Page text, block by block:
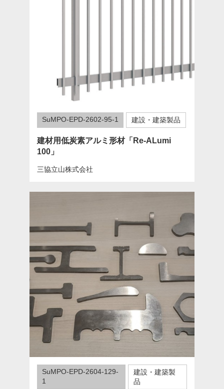
SuMPO-EPD-2602-95-1 建設・建築製品
建材用低炭素アルミ形材「Re-ALumi
100」
三協立山株式会社
SuMPO-EPD-2604-129-
1
建設・建築製
品